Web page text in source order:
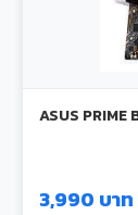
ASUS
3,990 บาท